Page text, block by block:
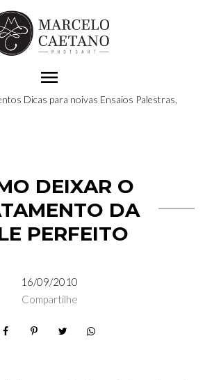
menu
Dicas para noivas Ensaios Palestras,
DEIXAR O
DA
PERFEITO
16/09/2010
Compartilhe